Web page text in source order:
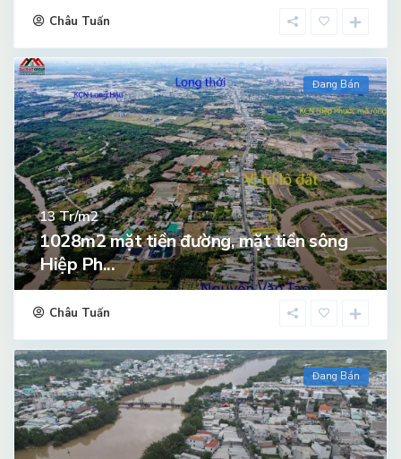
Châu Tuấn
Đang Bán
13Tr/m2
1028m2 mặt tiền đường, mặt tiền sông
Hiệp Ph...
Châu Tuấn
Đang Bán